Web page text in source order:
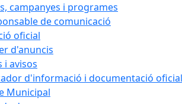
campanyes i programes
de comunicació
oficial
d'anuncis
i avisos
d'informació i documentació
Municipal